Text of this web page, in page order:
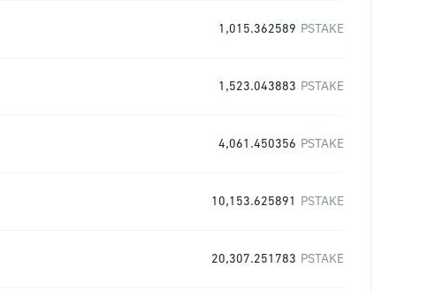
1,015.362589 PSTAKE
1,523.043883 PSTAKE
4,061.450356 PSTAKE
10,153.625891 PSTAKE
20,307.251783 PSTAKE